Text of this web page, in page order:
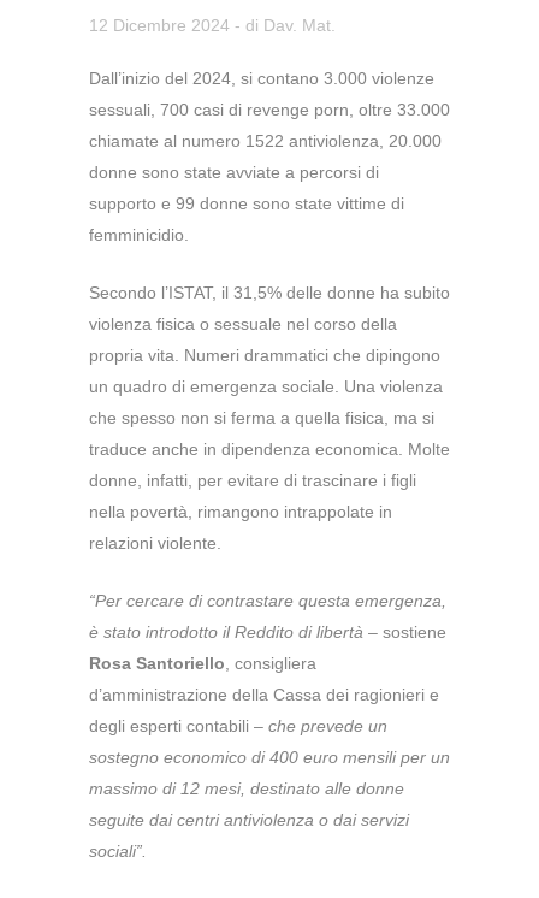
12 Dicembre 2024 - di Dav. Mat.
Dall’inizio del 2024, si contano 3.000 violenze
sessuali, 700 casi di revenge porn, oltre 33.000
chiamate al numero 1522 antiviolenza, 20.000
donne sono state avviate a percorsi di
supporto e 99 donne sono state vittime di
femminicidio.
Secondo l’ISTAT, il 31,5% delle donne ha subito
violenza fisica o sessuale nel corso della
propria vita. Numeri drammatici che dipingono
un quadro di emergenza sociale. Una violenza
che spesso non si ferma a quella fisica, ma si
traduce anche in dipendenza economica. Molte
donne, infatti, per evitare di trascinare i figli
nella povertà, rimangono intrappolate in
relazioni violente.
“Per cercare di contrastare questa emergenza,
è stato introdotto il Reddito di libertà – sostiene
Rosa Santoriello , consigliera
d’amministrazione della Cassa dei ragionieri e
degli esperti contabili – che prevede un
sostegno economico di 400 euro mensili per un
massimo di 12 mesi, destinato alle donne
seguite dai centri antiviolenza o dai servizi
sociali”.